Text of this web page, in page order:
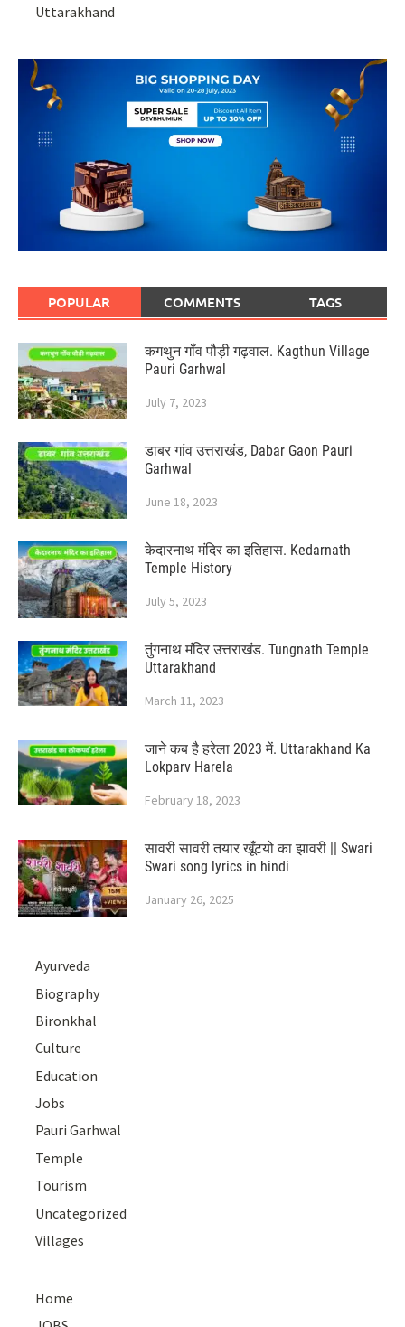
Uttarakhand
POPULAR COMMENTS TAGS
कगथुन गॉंव पौड़ी गढ़वाल. Kagthun Village
Pauri Garhwal
July 7, 2023
डाबर गांव उत्तराखंड, Dabar Gaon Pauri
Garhwal
June 18, 2023
केदारनाथ मंदिर का इतिहास. Kedarnath
Temple History
July 5, 2023
तुंगनाथ मंदिर उत्तराखंड. Tungnath Temple
Uttarakhand
March 11, 2023
जाने कब है हरेला 2023 में. Uttarakhand Ka
Lokparv Harela
February 18, 2023
सावरी सावरी तयार खूँटयो का झावरी || Swari
Swari song lyrics in hindi
January 26, 2025
Ayurveda
Biography
Bironkhal
Culture
Education
Jobs
Pauri Garhwal
Temple
Tourism
Uncategorized
Villages
Home